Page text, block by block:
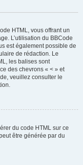
HTML, vous offrant un
L’utilisation du BBCode
est également possible de
de rédaction. Le
les balises sont
des chevrons « < » et
veuillez consulter le
du code HTML sur ce
être générée par du